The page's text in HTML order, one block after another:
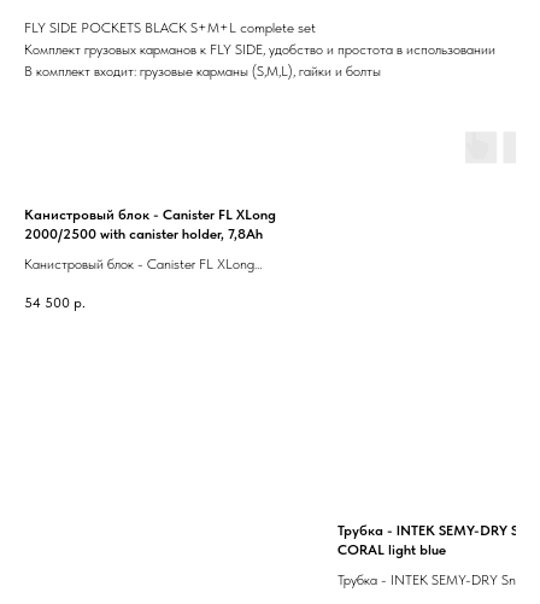
FLY SIDE POCKETS BLACK S+M+L complete set
Комплект грузовых карманов к FLY SIDE, удобство и простота в использовании
В комплект входит: грузовые карманы (S,M,L), гайки и болты
Канистровый блок - Canister FL XLong
2000/2500 with canister holder, 7,8Ah
Канистровый блок - Canister FL XLong
54 500 р.
Трубка - INTEK SEMY-DRY
CORAL light blue
Трубка - INTEK SEMY-DRY